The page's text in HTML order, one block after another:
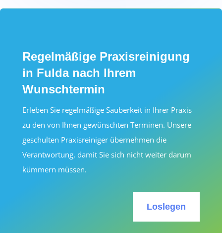
Regelmäßige Praxisreinigung
in Fulda nach Ihrem
Wunschtermin
Erleben Sie regelmäßige Sauberkeit in Ihrer Praxis
zu den von Ihnen gewünschten Terminen. Unsere
geschulten Praxisreiniger übernehmen die
Verantwortung, damit Sie sich nicht weiter darum
kümmern müssen.
Loslegen